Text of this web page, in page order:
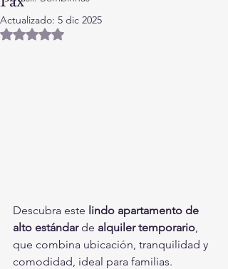
Actualizado: 5 dic 2025
Obtuvo NaN de 5 estrellas.
Descubra este lindo apartamento de
alto estándar de alquiler temporario
que combina ubicación, tranquilidad y
comodidad, ideal para familias.